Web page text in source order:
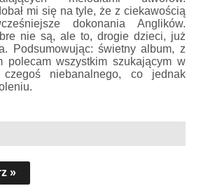
mi się na tyle, że z ciekawością
dokonania Anglików.
nie są, ale to, drogie dzieci, już
Podsumowując: świetny album, z
polecam wszystkim szukającym w
czegoś niebanalnego, co jednak
»